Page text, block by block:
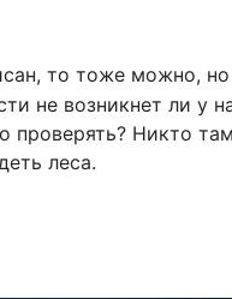
то тоже можно,
не возникнет ли у
проверять? Никто
леса.